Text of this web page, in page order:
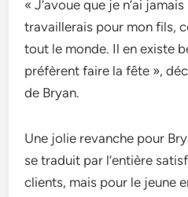
« J’avoue que je n’ai
travaillerais pour mon fils,
tout le monde. Il en existe
préfèrent faire la fête »,
de Bryan.
Une jolie revanche pour
se traduit par l’entière
clients, mais pour le jeune